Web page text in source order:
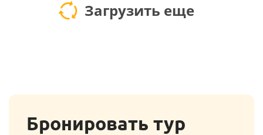
Загрузить еще
Бронировать тур